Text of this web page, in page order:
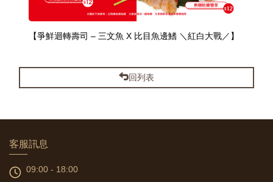
【爭鮮迴轉壽司 – 三文魚 X 比目魚邊鰭 ＼紅白大戰／】
回列表
客服訊息
09:00 - 18:00